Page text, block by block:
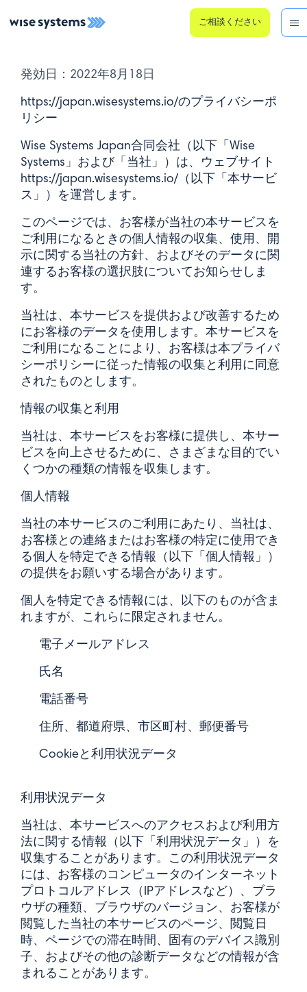
ご相談ください
発効日：2022年8月18日
https://japan.wisesystems.io/のプライバシーポ
リシー
Wise Systems Japan合同会社（以下「Wise
Systems」および「当社」）は、ウェブサイト
https://japan.wisesystems.io/（以下「本サービ
ス」）を運営します。
このページでは、お客様が当社の本サービスを
ご利用になるときの個人情報の収集、使用、開
示に関する当社の方針、およびそのデータに関
連するお客様の選択肢についてお知らせしま
す。
当社は、本サービスを提供および改善するため
にお客様のデータを使用します。本サービスを
ご利用になることにより、お客様は本プライバ
シーポリシーに従った情報の収集と利用に同意
されたものとします。
情報の収集と利用
当社は、本サービスをお客様に提供し、本サー
ビスを向上させるために、さまざまな目的でい
くつかの種類の情報を収集します。
個人情報
当社の本サービスのご利用にあたり、当社は、
お客様との連絡またはお客様の特定に使用でき
る個人を特定できる情報（以下「個人情報」）
の提供をお願いする場合があります。
個人を特定できる情報には、以下のものが含ま
れますが、これらに限定されません。
電子メールアドレス
氏名
電話番号
住所、都道府県、市区町村、郵便番号
Cookieと利用状況データ
利用状況データ
当社は、本サービスへのアクセスおよび利用方
法に関する情報（以下「利用状況データ」）を
収集することがあります。この利用状況データ
には、お客様のコンピュータのインターネット
プロトコルアドレス（IPアドレスなど）、ブラ
ウザの種類、ブラウザのバージョン、お客様が
閲覧した当社の本サービスのページ、閲覧日
時、ページでの滞在時間、固有のデバイス識別
子、およびその他の診断データなどの情報が含
まれることがあります。